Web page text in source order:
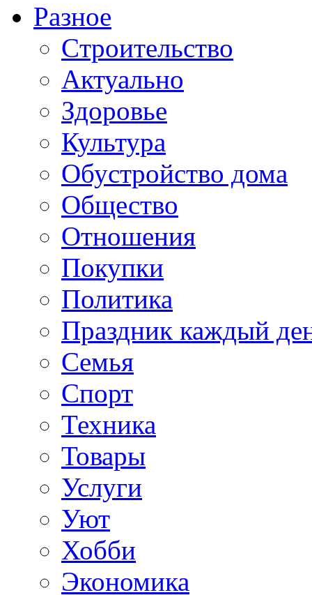
Разное
Cтроительство
Актуально
Здоровье
Культура
Обустройство дома
Общество
Отношения
Покупки
Политика
Праздник каждый
Семья
Спорт
Техника
Товары
Услуги
Уют
Хобби
Экономика